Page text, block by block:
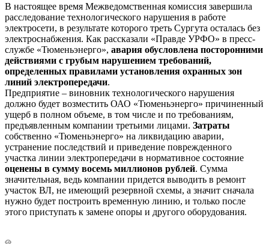
В настоящее время Межведомственная комиссия завершила
расследование технологического нарушения в работе
электросети, в результате которого треть Сургута осталась без
электроснабжения. Как рассказали «Правде УРФО» в пресс-
службе «Тюменьэнерго», авария обусловлена посторонними
действиями с грубым нарушением требований,
определенных правилами установления охранных зон
линий электропередачи.
Предприятие – виновник технологического нарушения
должно будет возместить ОАО «Тюменьэнерго» причиненный
ущерб в полном объеме, в том числе и по требованиям,
предъявленным компании третьими лицами. Затраты
собственно «Тюменьэнерго» на ликвидацию аварии,
устранение последствий и приведение поврежденного
участка линии электропередачи в нормативное состояние
оценены в сумму восемь миллионов рублей. Сумма
значительная, ведь компании придется выводить в ремонт
участок ВЛ, не имеющий резервной схемы, а значит сначала
нужно будет построить временную линию, и только после
этого приступать к замене опоры и другого оборудования.